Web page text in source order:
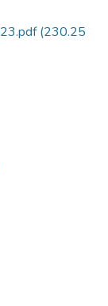
(230.25